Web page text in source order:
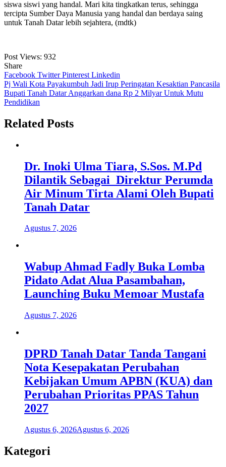
siswa siswi yang handal. Mari kita tingkatkan terus, sehingga
tercipta Sumber Daya Manusia yang handal dan berdaya saing
untuk Tanah Datar lebih sejahtera, (mdtk)
Post Views: 932
Share
Facebook TwitterPinterest Linkedin
Navigasi
pos
Pj Wali Kota Payakumbuh Jadi Irup Peringatan Kesaktian Pancasila
Bupati Tanah Datar Anggarkan dana Rp 2 Milyar Untuk Mutu
Pendidikan
Related Posts
Dr. Inoki Ulma Tiara, S.Sos. M.Pd
Dilantik Sebagai Direktur Perumda
Air Minum Tirta Alami Oleh Bupati
Tanah Datar
Agustus 7, 2026
Wabup Ahmad Fadly Buka Lomba
Pidato Adat Alua Pasambahan,
Launching Buku Memoar Mustafa
Agustus 7, 2026
DPRD Tanah Datar Tanda Tangani
Nota Kesepakatan Perubahan
Kebijakan Umum APBN (KUA) dan
Perubahan Prioritas PPAS Tahun
2027
Agustus 6, 2026Agustus 6, 2026
Kategori